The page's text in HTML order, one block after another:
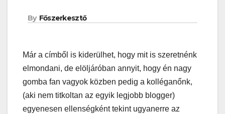
By Főszerkesztő
Már a címből is kiderülhet, hogy mit is szeretnénk
elmondani, de elöljáróban annyit, hogy én nagy
gomba fan vagyok közben pedig a kolléganőnk,
(aki nem titkoltan az egyik legjobb blogger)
egyenesen ellenségként tekint ugyanerre az